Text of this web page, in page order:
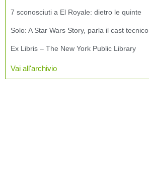
7 sconosciuti a El Royale: dietro le quinte
Solo: A Star Wars Story, parla il cast tecnico
Ex Libris – The New York Public Library
Vai all'archivio